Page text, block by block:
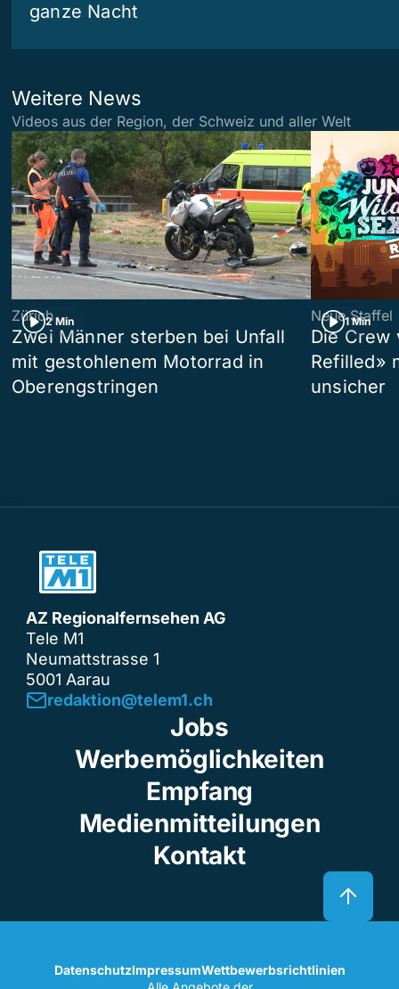
ganze Nacht
Weitere News
Videos aus der Region, der Schweiz und aller Welt
2 Min
Zürich
Zwei Männer sterben bei Unfall
mit gestohlenem Motorrad in
Oberengstringen
1 Min
Neue Staffel
Die Crew
Refilled»
unsicher
AZ Regionalfernsehen AG
Tele M1
Neumattstrasse 1
5001 Aarau
redaktion@telem1.ch
Jobs
Werbemöglichkeiten
Empfang
Medienmitteilungen
Kontakt
DatenschutzImpressumWettbewerbsrichtlinien